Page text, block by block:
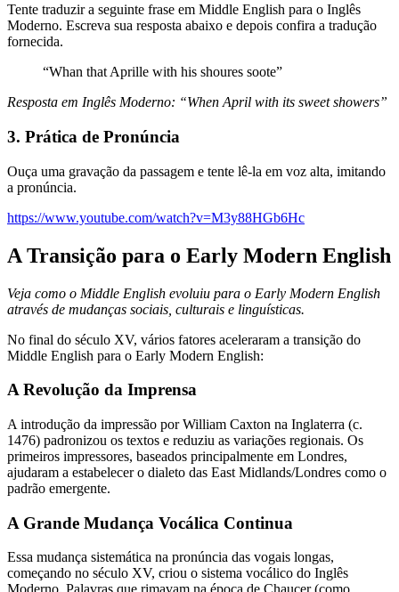
Tente traduzir a seguinte frase em Middle English para o Inglês
Moderno. Escreva sua resposta abaixo e depois confira a tradução
fornecida.
“Whan that Aprille with his shoures soote”
Resposta em Inglês Moderno: “When April with its sweet showers”
3. Prática de Pronúncia
Ouça uma gravação da passagem e tente lê-la em voz alta, imitando
a pronúncia.
https://www.youtube.com/watch?v=M3y88HGb6Hc
A Transição para o Early Modern English
Veja como o Middle English evoluiu para o Early Modern English
através de mudanças sociais, culturais e linguísticas.
No final do século XV, vários fatores aceleraram a transição do
Middle English para o Early Modern English:
A Revolução da Imprensa
A introdução da impressão por William Caxton na Inglaterra (c.
1476) padronizou os textos e reduziu as variações regionais. Os
primeiros impressores, baseados principalmente em Londres,
ajudaram a estabelecer o dialeto das East Midlands/Londres como o
padrão emergente.
A Grande Mudança Vocálica Continua
Essa mudança sistemática na pronúncia das vogais longas,
começando no século XV, criou o sistema vocálico do Inglês